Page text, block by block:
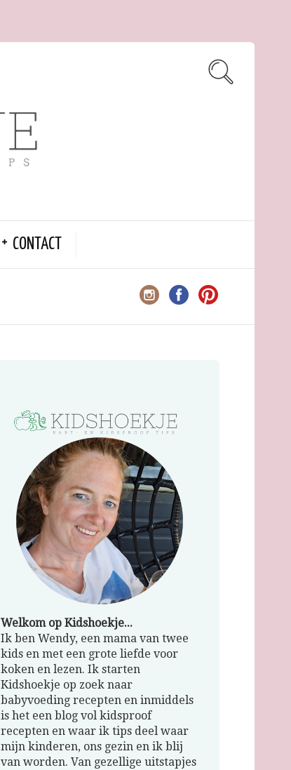
CONTACT
Welkom op Kidshoekje...
Ik ben Wendy, een mama van twee
kids en met een grote liefde voor
koken en lezen. Ik starten
Kidshoekje op zoek naar
babyvoeding recepten en inmiddels
is het een blog vol kidsproof
recepten en waar ik tips deel waar
mijn kinderen, ons gezin en ik blij
van worden. Van gezellige uitstapjes